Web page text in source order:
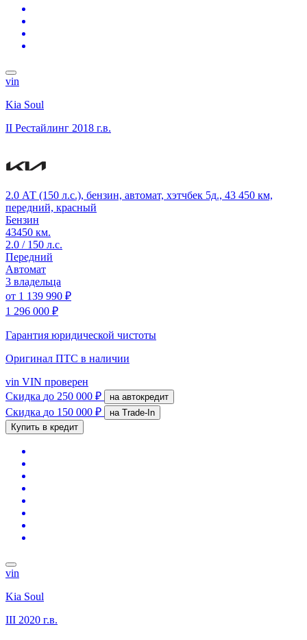
vin
Kia Soul
II Рестайлинг 2018 г.в.
2.0 АТ (150 л.с.), бензин, автомат, хэтчбек 5д., 43 450 км,
передний, красный
Бензин
43450 км.
2.0 / 150 л.с.
Передний
Автомат
3 владельца
от 1 139 990 ₽
1 296 000 ₽
Гарантия юридической чистоты
Оригинал ПТС в наличии
vin VIN проверен
Скидка до 250 000 ₽ на автокредит
Скидка до 150 000 ₽
на Trade-In
Купить в кредит
vin
Kia Soul
III 2020 г.в.